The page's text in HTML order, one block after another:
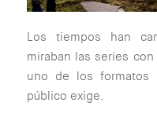
Los tiempos han
miraban las series
uno de los formatos
público exige.